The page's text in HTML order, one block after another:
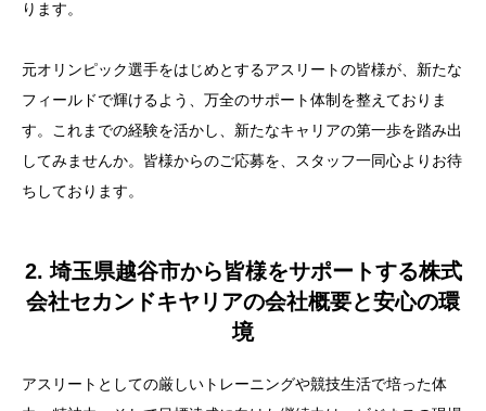
ります。
元オリンピック選手をはじめとするアスリートの皆様が、新たな
フィールドで輝けるよう、万全のサポート体制を整えておりま
す。これまでの経験を活かし、新たなキャリアの第一歩を踏み出
してみませんか。皆様からのご応募を、スタッフ一同心よりお待
ちしております。
2. 埼玉県越谷市から皆様をサポートする株式
会社セカンドキヤリアの会社概要と安心の環
境
アスリートとしての厳しいトレーニングや競技生活で培った体